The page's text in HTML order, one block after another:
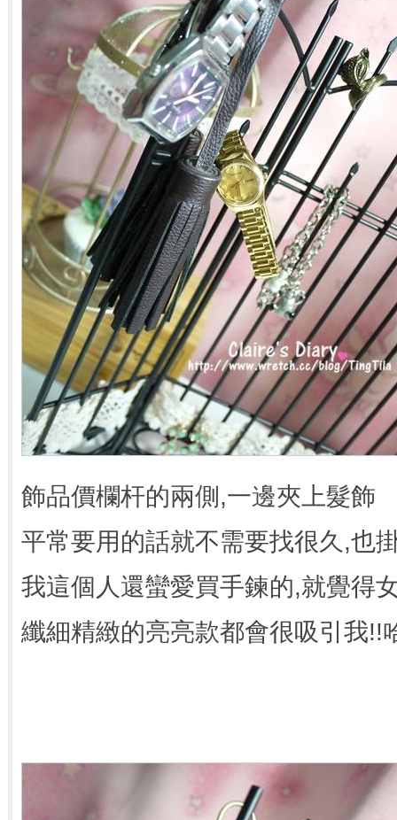
飾品價欄杆的兩側,一邊夾上髮飾
平常要用的話就不需要找很久,也
我這個人還蠻愛買手鍊的,就覺得
纖細精緻的亮亮款都會很吸引我!!